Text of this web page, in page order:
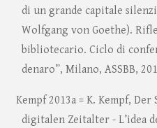
di un grande capitale
Wolfgang von Goethe).
bibliotecario. Ciclo di
denaro”, Milano, ASSBB,
Kempf 2013a = K. Kempf,
digitalen Zeitalter - L’idea